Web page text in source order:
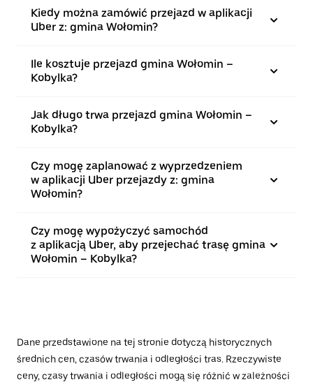
Kiedy można zamówić przejazd w aplikacji
Uber z: gmina Wołomin?
Ile kosztuje przejazd gmina Wołomin –
Kobylka?
Jak długo trwa przejazd gmina Wołomin –
Kobylka?
Czy mogę zaplanować z wyprzedzeniem
w aplikacji Uber przejazdy z: gmina
Wołomin?
Czy mogę wypożyczyć samochód
z aplikacją Uber, aby przejechać trasę gmina
Wołomin – Kobylka?
Dane przedstawione na tej stronie dotyczą historycznych
średnich cen, czasów trwania i odległości tras. Rzeczywiste
ceny, czasy trwania i odległości mogą się różnić w zależności